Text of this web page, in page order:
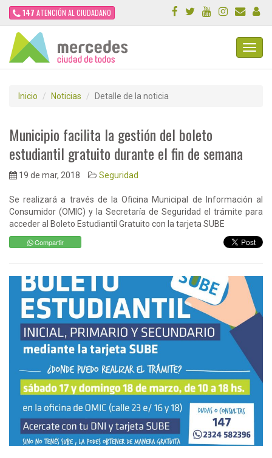
147 ATENCIÓN AL CIUDADANO
Inicio Noticias Detalle de la noticia
Municipio facilita la gestión del boleto
estudiantil gratuito durante el fin de semana
19 de mar, 2018 Seguridad
Se realizará a través de la Oficina Municipal de Información al
Consumidor (OMIC) y la Secretaría de Seguridad el trámite para
acceder al Boleto Estudiantil Gratuito con la tarjeta SUBE
Compartir